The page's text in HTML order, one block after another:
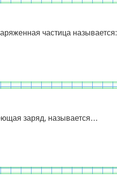
частица называется:
заряд, называется…